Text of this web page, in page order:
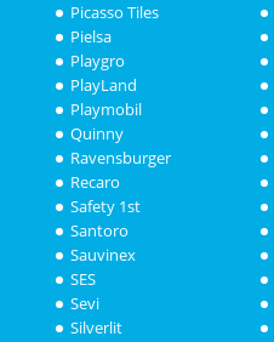
Picasso Tiles
Pielsa
Playgro
PlayLand
Playmobil
Quinny
Ravensburger
Recaro
Safety 1st
Santoro
Sauvinex
SES
Sevi
Silverlit